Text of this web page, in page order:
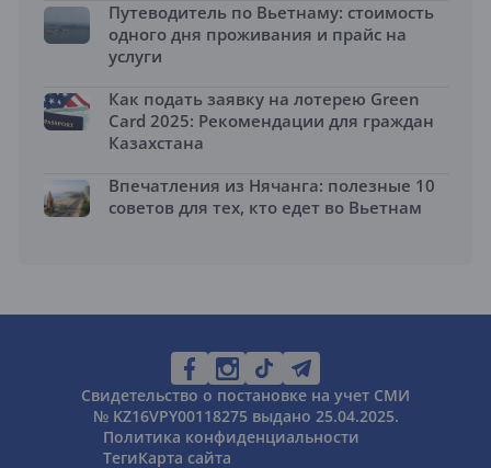
Путеводитель по Вьетнаму: стоимость
одного дня проживания и прайс на
услуги
Как подать заявку на лотерею Green
Card 2025: Рекомендации для граждан
Казахстана
Впечатления из Нячанга: полезные 10
советов для тех, кто едет во Вьетнам
Свидетельство о постановке на учет СМИ
№ KZ16VPY00118275 выдано 25.04.2025.
Политика конфиденциальности
ТегиКарта сайта